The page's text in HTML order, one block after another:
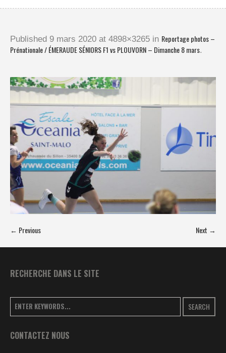
Published 9 mars 2020 at 4898×3265 in Reportage photos –
Prénationale / ÉMERAUDE SÉNIORS F1 vs PLOUVORN – Dimanche 8 mars.
← Previous Next →
RECHERCHE DANS LE SITE
SEARCH
CONTACTEZ NOUS